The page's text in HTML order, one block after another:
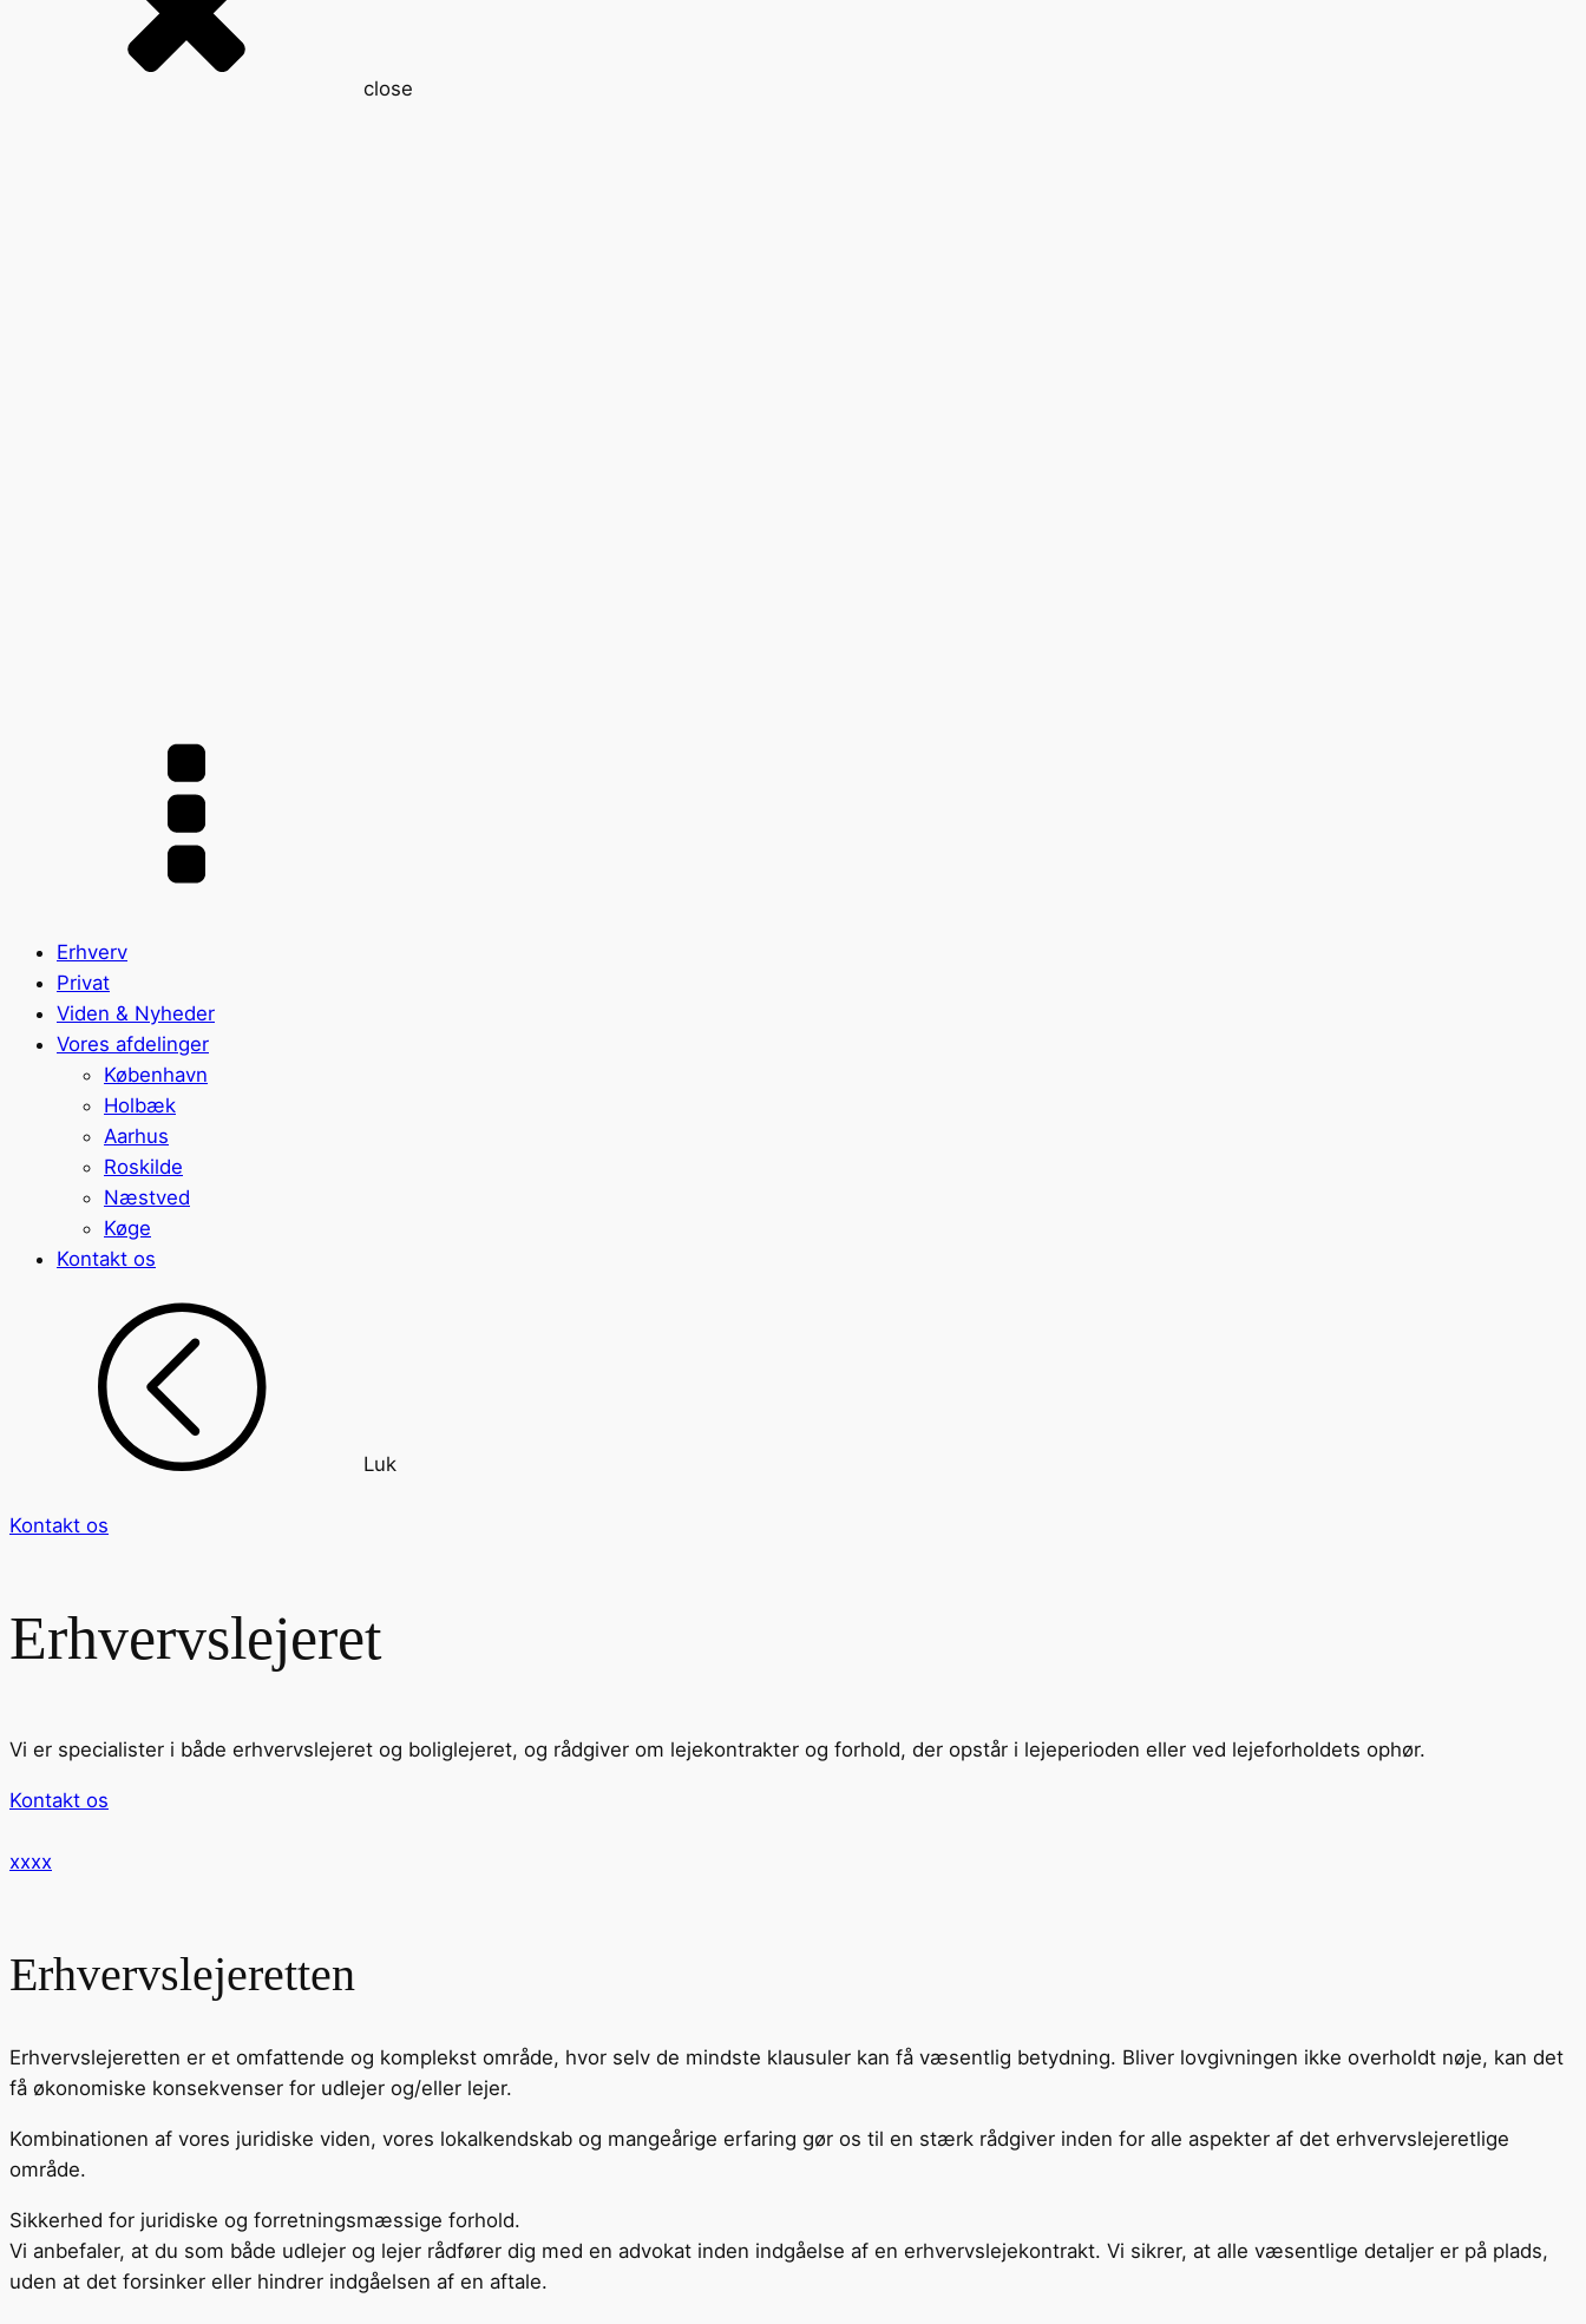
close
Erhverv
Privat
Viden & Nyheder
Vores afdelinger
København
Holbæk
Aarhus
Roskilde
Næstved
Køge
Kontakt os
Luk
Kontakt os
Erhvervslejeret
Vi er specialister i både erhvervslejeret og boliglejeret, og rådgiver om lejekontrakter og forhold, der opstår i lejeperioden eller ved lejeforholdets ophør.
Kontakt os
xxxx
Erhvervslejeretten
Erhvervslejeretten er et omfattende og komplekst område, hvor selv de mindste klausuler kan få væsentlig betydning. Bliver lovgivningen ikke overholdt nøje, kan det
få økonomiske konsekvenser for udlejer og/eller lejer.
Kombinationen af vores juridiske viden, vores lokalkendskab og mangeårige erfaring gør os til en stærk rådgiver inden for alle aspekter af det erhvervslejeretlige
område.
Sikkerhed for juridiske og forretningsmæssige forhold.
Vi anbefaler, at du som både udlejer og lejer rådfører dig med en advokat inden indgåelse af en erhvervslejekontrakt. Vi sikrer, at alle væsentlige detaljer er på plads,
uden at det forsinker eller hindrer indgåelsen af en aftale.